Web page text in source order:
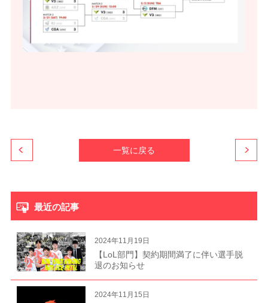
一覧に戻る
最近の記事
2024年11月19日
【LoL部門】契約期間満了に伴い選手脱
退のお知らせ
2024年11月15日